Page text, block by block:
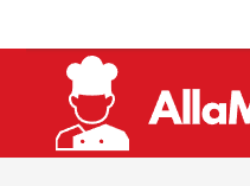
till
innehållet